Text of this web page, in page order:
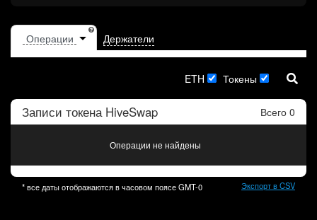
Держатели
ETH Токены
Записи токена HiveSwap Всего 0
Операции не найдены
* все даты отображаются в часовом поясеGMT-0 Экспорт в CSV